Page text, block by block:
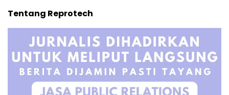
Tentang Reprotech